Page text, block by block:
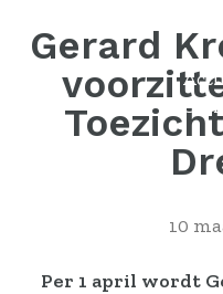
Gerard
10
Per 1 april wordt